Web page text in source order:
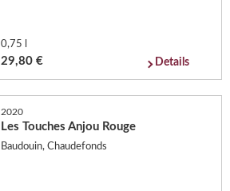
0,75 l
29,80 € Details
2020
Les Touches Anjou Rouge
Baudouin, Chaudefonds